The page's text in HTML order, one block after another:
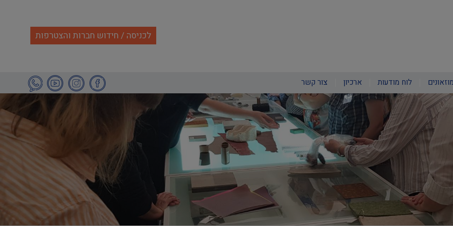
לכניסה / חידוש חברות והצטרפות
לוח מודעות ארכיון צור קשר